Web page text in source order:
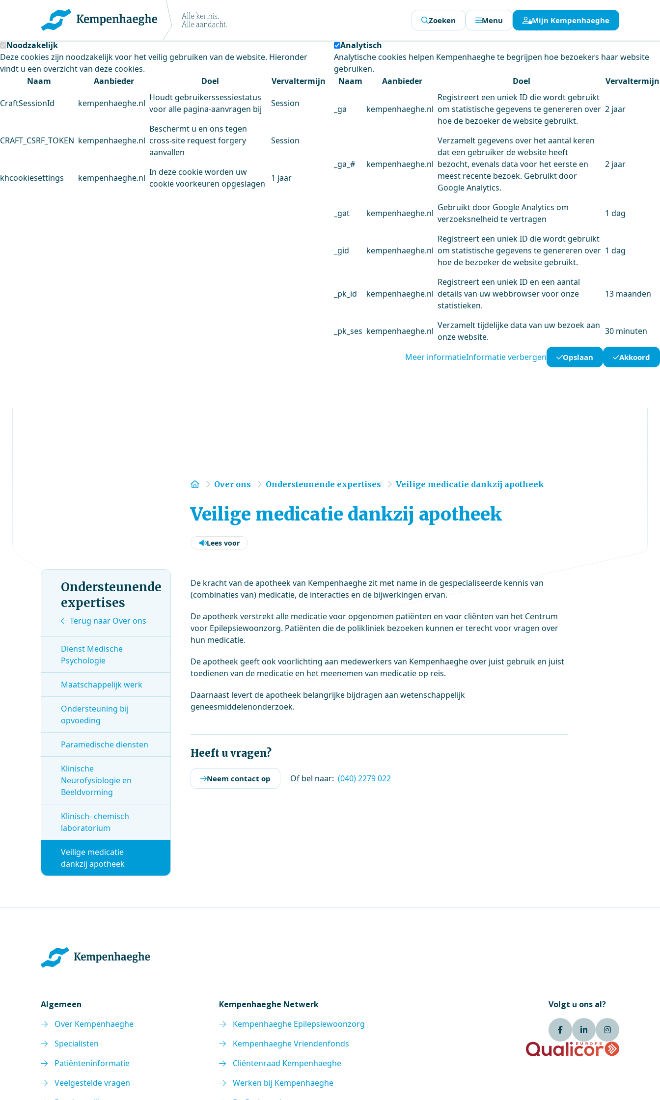
Kempenhaeghe maakt gebruik van cookies
Deze site plaatst cookies. Dit doen we om het gebruik van de website te analyseren en het gebruiksgemak te verbeteren.
Noodzakelijk
Deze cookies zijn noodzakelijk voor het veilig gebruiken van de website. Hieronder
vindt u een overzicht van deze cookies.
Naam
Aanbieder Doel Vervaltermijn
CraftSessionId kempenhaeghe.nl
Houdt gebruikerssessiestatus
voor alle pagina-aanvragen bij
Session
CRAFT_CSRF_TOKEN kempenhaeghe.nl
Beschermt u en ons tegen
cross-site request forgery
aanvallen
Session
khcookiesettings kempenhaeghe.nl
In deze cookie worden uw
cookie voorkeuren opgeslagen
1 jaar
Analytisch
Analytische cookies helpen Kempenhaeghe te begrijpen hoe bezoekers haar website
gebruiken.
Naam
Aanbieder Doel Vervaltermijn
_ga kempenhaeghe.nl
Registreert een uniek ID die wordt gebruikt
om statistische gegevens te genereren over
hoe de bezoeker de website gebruikt.
2 jaar
_ga_# kempenhaeghe.nl
Verzamelt gegevens over het aantal keren
dat een gebruiker de website heeft
bezocht, evenals data voor het eerste en
meest recente bezoek. Gebruikt door
Google Analytics.
2 jaar
_gat kempenhaeghe.nl
Gebruikt door Google Analytics om
verzoeksnelheid te vertragen
1 dag
_gid kempenhaeghe.nl
Registreert een uniek ID die wordt gebruikt
om statistische gegevens te genereren over
hoe de bezoeker de website gebruikt.
1 dag
_pk_id kempenhaeghe.nl
Registreert een uniek ID en een aantal
details van uw webbrowser voor onze
statistieken.
13 maanden
_pk_ses kempenhaeghe.nl
Verzamelt tijdelijke data van uw bezoek aan
onze website.
30 minuten
Meer informatieInformatie verbergen Opslaan Akkoord
Zoeken Menu Mijn Kempenhaeghe
Home
Over ons Ondersteunende expertises Veilige medicatie dankzij apotheek
Veilige medicatie dankzij apotheek
Lees voor
De kracht van de apotheek van Kempenhaeghe zit met name in de gespecialiseerde kennis van
(combinaties van) medicatie, de interacties en de bijwerkingen ervan.
De apotheek verstrekt alle medicatie voor opgenomen patiënten en voor cliënten van het Centrum
voor Epilepsiewoonzorg. Patiënten die de polikliniek bezoeken kunnen er terecht voor vragen over
hun medicatie.
De apotheek geeft ook voorlichting aan medewerkers van Kempenhaeghe over juist gebruik en juist
toedienen van de medicatie en het meenemen van medicatie op reis.
Daarnaast levert de apotheek belangrijke bijdragen aan wetenschappelijk
geneesmiddelenonderzoek.
Heeft u vragen?
Neem contact op Of bel naar: (040) 2279 022
Ondersteunende
expertises
Terug naar Over ons
Dienst Medische
Psychologie
Maatschappelijk werk
Ondersteuning bij
opvoeding
Paramedische diensten
Klinische
Neurofysiologie en
Beeldvorming
Klinisch- chemisch
laboratorium
Veilige medicatie
dankzij apotheek
Algemeen
Over Kempenhaeghe
Specialisten
Patiënteninformatie
Veelgestelde vragen
Kempenhaeghe Netwerk
Kempenhaeghe Epilepsiewoonzorg
Kempenhaeghe Vriendenfonds
Cliëntenraad Kempenhaeghe
Werken bij Kempenhaeghe
Volgt u ons al?